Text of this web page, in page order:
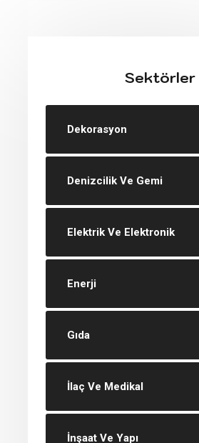
Sektörler
Dekorasyon
Denizcilik Ve Gemi
Elektrik Ve Elektronik
Enerji
Gıda
İlaç Ve Medikal
İnşaat Ve Yapı